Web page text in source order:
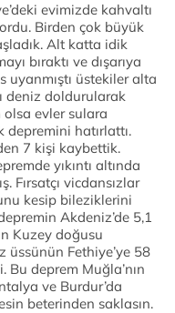
evimizde kahvaltı
Birden çok büyük
Alt katta idik
bıraktı ve dışarıya
uyanmıştı üstekiler alta
deniz doldurularak
olsa evler sulara
hatırlattı.
7 kişi kaybettik.
yıkıntı altında
Fırsatçı vicdansızlar
kesip bileziklerini
Akdeniz’de 5,1
Kuzey doğusu
üssünün Fethiye’ye 58
deprem Muğla’nın
ve Burdur’da
beterinden saklasın.